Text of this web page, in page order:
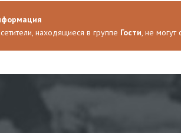
находящиеся в группе Гости, не могут